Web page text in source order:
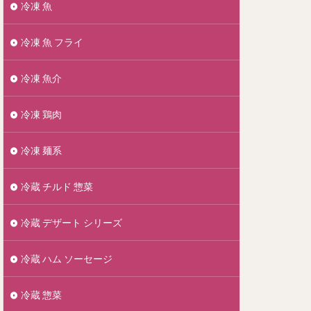
冷凍 魚
冷凍 魚 フライ
冷凍 魚介
冷凍 鶏肉
冷凍 麺系
冷蔵 チルド 惣菜
冷蔵 デザート シリーズ
冷蔵 ハム ソーセージ
冷蔵 惣菜